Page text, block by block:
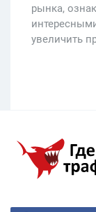
рынка,
увеличить